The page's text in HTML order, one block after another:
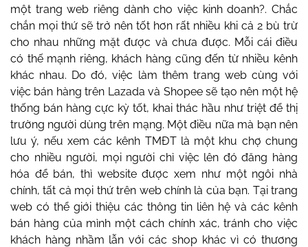
một trang web riêng dành cho việc kinh doanh?. Chắc
chắn mọi thứ sẽ trở nên tốt hơn rất nhiều khi cả 2 bù trừ
cho nhau những mặt được và chưa được. Mỗi cái điều
có thế mạnh riêng, khách hàng cũng đến từ nhiều kênh
khác nhau. Do đó, việc làm thêm trang web cùng với
việc bán hàng trên Lazada và Shopee sẽ tạo nên một hệ
thống bán hàng cực kỳ tốt, khai thác hầu như triệt để thị
trường người dùng trên mạng. Một điều nữa mà bạn nên
lưu ý, nếu xem các kênh TMĐT là một khu chợ chung
cho nhiều người, mọi người chỉ việc lên đó đăng hàng
hóa để bán, thì website được xem như một ngôi nhà
chính, tất cả mọi thứ trên web chính là của bạn. Tại trang
web có thể giới thiệu các thông tin liên hệ và các kênh
bán hàng của mình một cách chính xác, tránh cho việc
khách hàng nhầm lẫn với các shop khác vì có thương